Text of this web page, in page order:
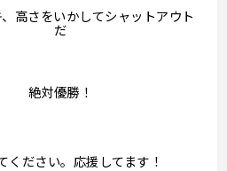
高さをいかしてシャットアウト
だ
絶対優勝！
ください。応援してます！